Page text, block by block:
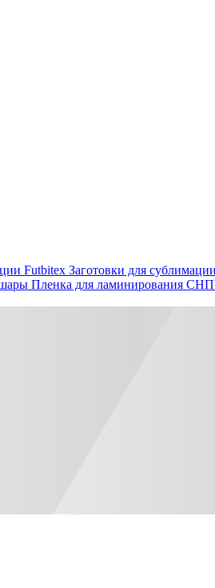
Futbitex Заготовки для сублимации
Пленка для ламинирования